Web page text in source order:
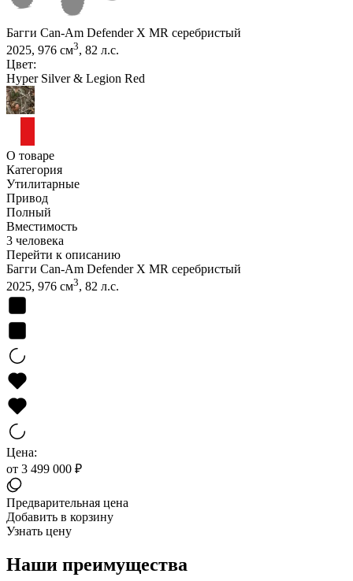
Багги Can-Am Defender X MR серебристый
2025, 976 см3, 82 л.с.
Цвет:
Hyper Silver & Legion Red
О товаре
Категория
Утилитарные
Привод
Полный
Вместимость
3 человека
Перейти к описанию
Багги Can-Am Defender X MR серебристый
2025, 976 см3, 82 л.с.
Цена:
от 3 499 000 ₽
Предварительная цена
Добавить в корзину
Узнать цену
Наши преимущества